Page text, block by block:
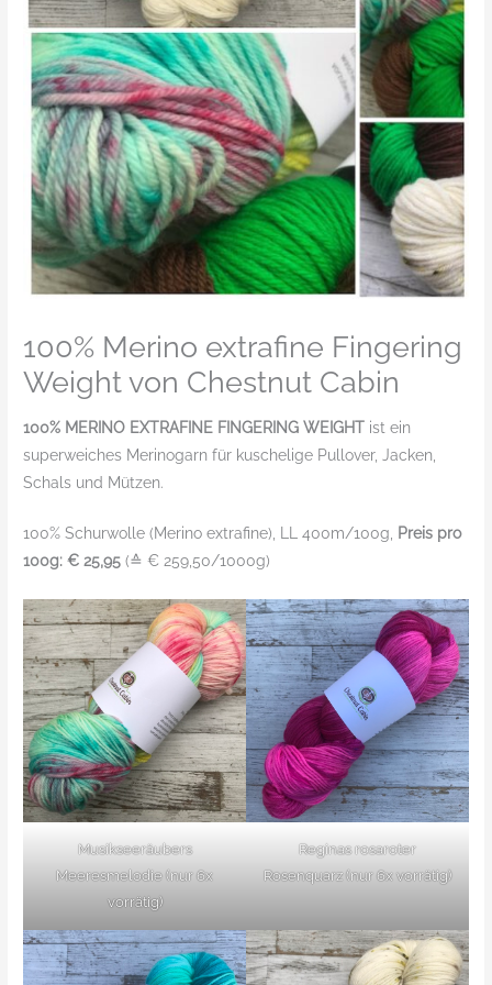
100% Merino extrafine Fingering
Weight von Chestnut Cabin
100% MERINO EXTRAFINE FINGERING WEIGHT ist ein
superweiches Merinogarn für kuschelige Pullover, Jacken,
Schals und Mützen.
100% Schurwolle (Merino extrafine), LL 400m/100g, Preis pro
100g: € 25,95 (≙ € 259,50/1000g)
Musikseeräubers
Meeresmelodie (nur 6x
vorrätig)
Reginas rosaroter
Rosenquarz (nur 6x vorrätig)